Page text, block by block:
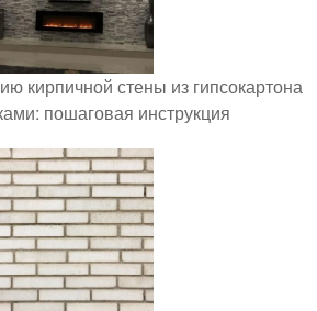
кирпичной стены из гипсокартона
пошаговая инструкция